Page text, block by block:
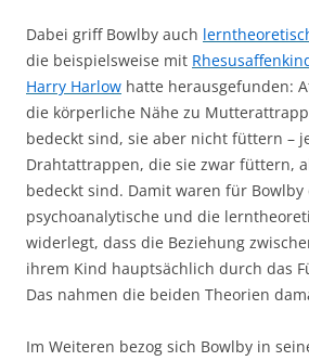
Dabei griff Bowlby auch
die beispielsweise mit
Harry Harlow hatte herausgefunden:
die körperliche Nähe zu
bedeckt sind, sie aber nicht füttern –
Drahtattrappen, die sie zwar füttern,
bedeckt sind. Damit waren für Bowlby
psychoanalytische und die
widerlegt, dass die Beziehung
ihrem Kind hauptsächlich durch das
Das nahmen die beiden Theorien
Im Weiteren bezog sich Bowlby in